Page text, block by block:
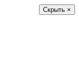
Скрыть ×